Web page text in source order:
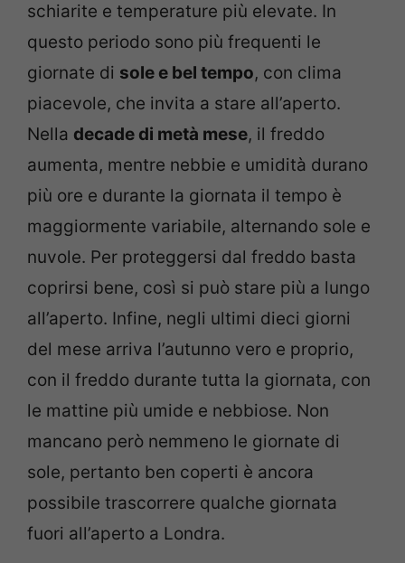
schiarite e temperature più elevate. In
questo periodo sono più frequenti le
giornate di sole e bel tempo, con clima
piacevole, che invita a stare all’aperto.
Nella decade di metà mese, il freddo
aumenta, mentre nebbie e umidità durano
più ore e durante la giornata il tempo è
maggiormente variabile, alternando sole e
nuvole. Per proteggersi dal freddo basta
coprirsi bene, così si può stare più a lungo
all’aperto. Infine, negli ultimi dieci giorni
del mese arriva l’autunno vero e proprio,
con il freddo durante tutta la giornata, con
le mattine più umide e nebbiose. Non
mancano però nemmeno le giornate di
sole, pertanto ben coperti è ancora
possibile trascorrere qualche giornata
fuori all’aperto a Londra.